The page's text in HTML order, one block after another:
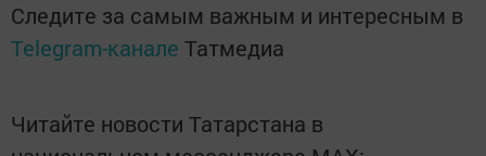
Следите за самым важным и интересным в
Telegram-канале Татмедиа
Читайте новости Татарстана в